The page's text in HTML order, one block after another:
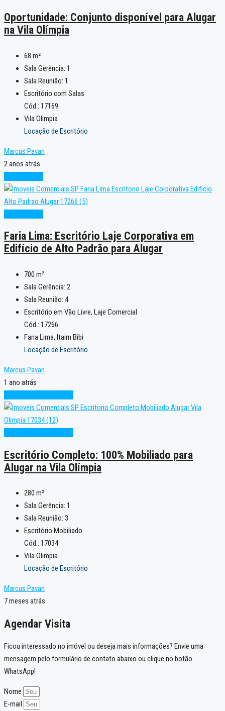
Oportunidade: Conjunto disponível para Alugar
na Vila Olímpia
68 m²
Sala Gerência: 1
Sala Reunião: 1
Escritório com Salas
Cód.: 17169
Vila Olimpia
Locação de Escritório
Marcus Pavan
2 anos atrás
Faria Lima: Escritório Laje Corporativa em
Edifício de Alto Padrão para Alugar
700 m²
Sala Gerência: 2
Sala Reunião: 4
Escritório em Vão Livre, Laje Comercial
Cód.: 17266
Faria Lima, Itaim Bibi
Locação de Escritório
Marcus Pavan
1 ano atrás
Escritório Completo: 100% Mobiliado para
Alugar na Vila Olímpia
280 m²
Sala Gerência: 1
Sala Reunião: 3
Escritório Mobiliado
Cód.: 17034
Vila Olimpia
Locação de Escritório
Marcus Pavan
7 meses atrás
Agendar Visita
Ficou interessado no imóvel ou deseja mais informações? Envie uma
mensagem pelo formulário de contato abaixo ou clique no botão
WhatsApp!
Nome
E-mail